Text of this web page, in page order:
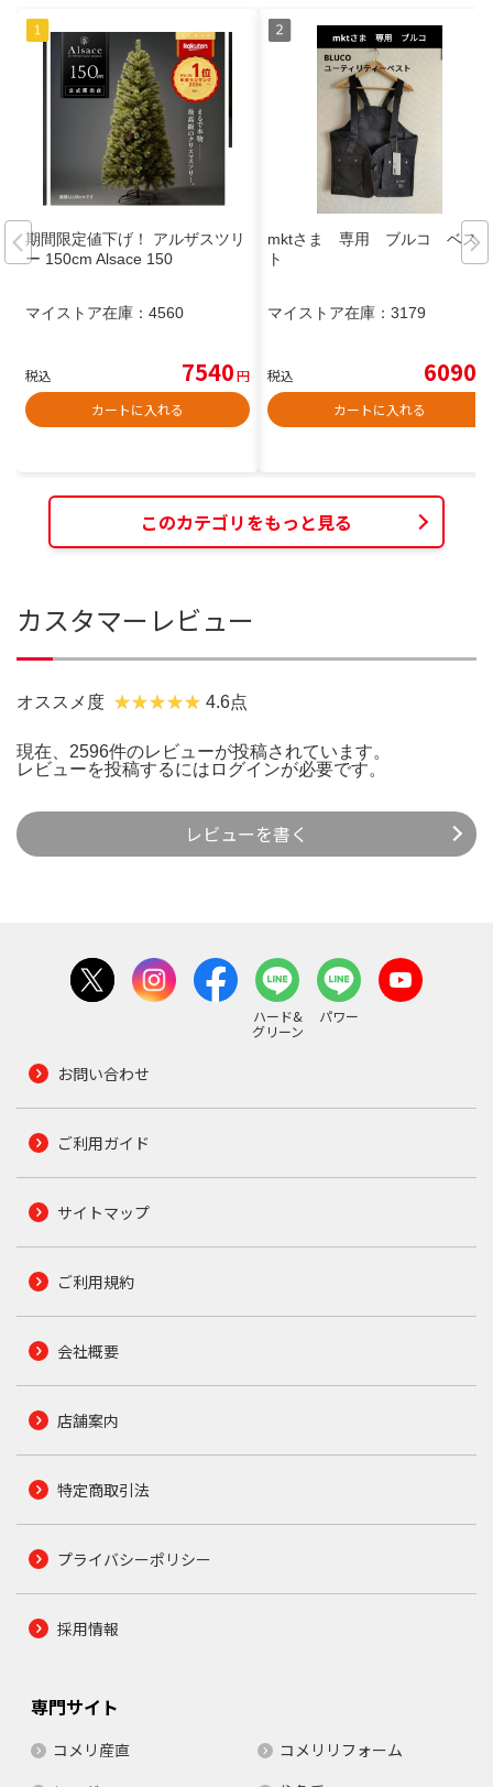
期間限定値下げ！ アルザスツリ
ー 150cm Alsace 150
マイストア在庫： 4560
税込 7540円
カートに入れる
mktさま 専用 ブルコ ベス
ト
マイストア在庫： 3179
税込 6090
カートに入れる
このカテゴリをもっと見る
カスタマーレビュー
オススメ度 4.6点
現在、2596件のレビューが投稿されています。
レビューを投稿するには ログインが必要です。
レビューを書く
ハード&
グリーン
パワー
お問い合わせ
ご利用ガイド
サイトマップ
ご利用規約
会社概要
店舗案内
特定商取引法
プライバシーポリシー
採用情報
専門サイト
コメリ産直
コメリリフォーム